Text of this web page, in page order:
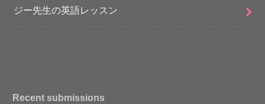
ジー先生の英語レッスン
Recent submissions